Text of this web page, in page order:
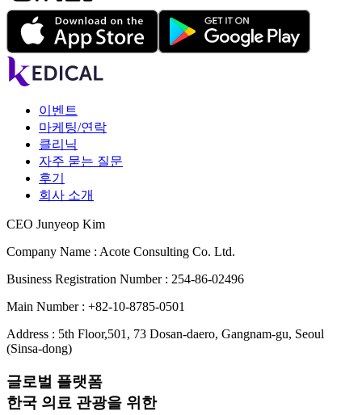
이벤트
마케팅/연락
클리닉
자주 묻는 질문
후기
회사 소개
CEO Junyeop Kim
Company Name : Acote Consulting Co. Ltd.
Business Registration Number : 254-86-02496
Main Number : +82-10-8785-0501
Address : 5th Floor,501, 73 Dosan-daero, Gangnam-gu, Seoul
(Sinsa-dong)
글로벌 플랫폼
한국 의료 관광을 위한